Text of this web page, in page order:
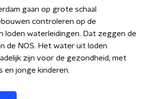
gaan op grote schaal
controleren op de
loden waterleidingen. Dat zeggen de
de NOS. Het water uit loden
zijn voor de gezondheid, met
en jonge kinderen.